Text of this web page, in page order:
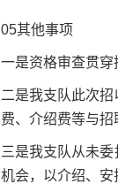
05其他事项
一是资格审查贯穿
二是我支队此次
费、介绍费等与招
三是我支队从未
机会，以介绍、安